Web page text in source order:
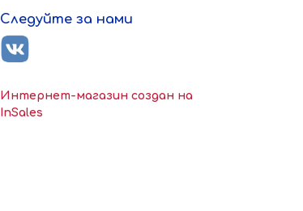
Следуйте за нами
Интернет-магазин создан на
InSales